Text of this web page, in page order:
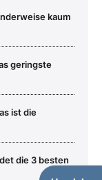
kaum
geringste
ist die
die 3 besten